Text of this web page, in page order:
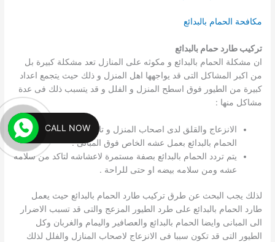
مكافحة الحمام بالبدائع
تركيب طارد حمام بالبدائع
ان مشكلة الحمام بالبدائع و مكوثه على المنازل تعد مشكلة كبيرة بل
من اكبر المشاكل التى قد يواجهها اهل المنزل و ذلك حيث يتجمع اعداد
كبيرة من الطيور فوق اسطح المنزل و الفلل و قد يتسبب ذلك فى عدة
مشاكل منها :
الانزعاج والقلق لدى اصحاب المنزل و تاكل المبانى و ذلك لقيام
الحمام بالبدائع بعمل عشه الخاص فوق المبانى .
يتم تردد الحمام بالبدائع بصفة مستمرة لاعشاشه لتاكد من سلامه
عشه ومن سلامه بيضه او حتى للراحة .
لذلك يجب البحث عن طرق تركيب طارد الحمام بالبدائع حيث يعمل
طارد الحمام بالبدائع على طرد الطيور المزعج والتى قد تسبب الاضرار
الى المبانى وايضا الحمام بالبدائع والعصافير واليمام والغربان وكل
الطيور التى قد تكون سببا فى الانزعاج لاصحاب المنازل والفلل لذلك
CALL NOW